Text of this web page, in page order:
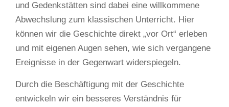
und Gedenkstätten sind dabei eine willkommene
Abwechslung zum klassischen Unterricht. Hier
können wir die Geschichte direkt „vor Ort“ erleben
und mit eigenen Augen sehen, wie sich vergangene
Ereignisse in der Gegenwart widerspiegeln.
Durch die Beschäftigung mit der Geschichte
entwickeln wir ein besseres Verständnis für